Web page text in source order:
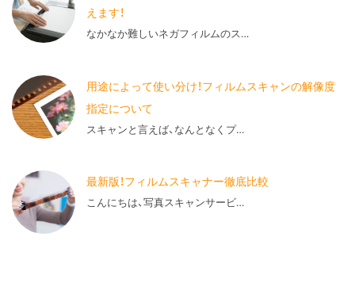
えます！
なかなか難しいネガフィルムのス…
用途によって使い分け！フィルムスキャンの解像度
指定について
スキャンと言えば、なんとなくプ…
最新版！フィルムスキャナー徹底比較
こんにちは、写真スキャンサービ…